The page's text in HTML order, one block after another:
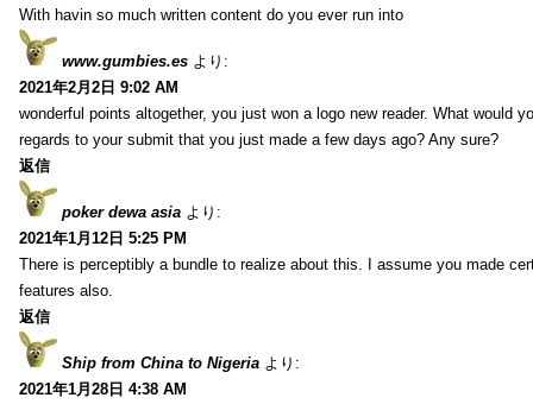
With havin so much written content do you ever run into
www.gumbies.es より:
2021年2月2日 9:02 AM
wonderful points altogether, you just won a logo new reader. What would
regards to your submit that you just made a few days ago? Any sure?
返信
poker dewa asia より:
2021年1月12日 5:25 PM
There is perceptibly a bundle to realize about this. I assume you made
features also.
返信
Ship from China to Nigeria より:
2021年1月28日 4:38 AM